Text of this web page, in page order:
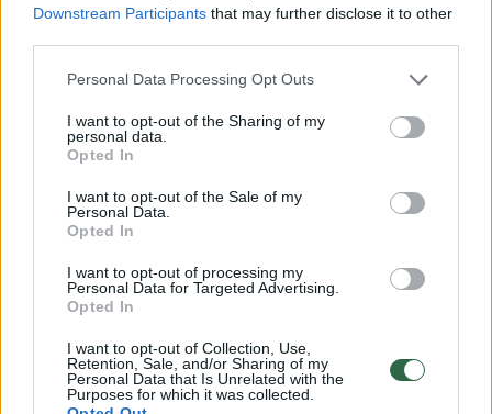
Downstream Participants that may further disclose it to other
Personal Data Processing Opt Outs
I want to opt-out of the Sharing of my
personal data.
Opted In
I want to opt-out of the Sale of my
Personal Data.
Opted In
I want to opt-out of processing my
Personal Data for Targeted Advertising.
Opted In
I want to opt-out of Collection, Use,
Retention, Sale, and/or Sharing of my
Personal Data that Is Unrelated with the
Purposes for which it was collected.
apsinuodijimas Irake